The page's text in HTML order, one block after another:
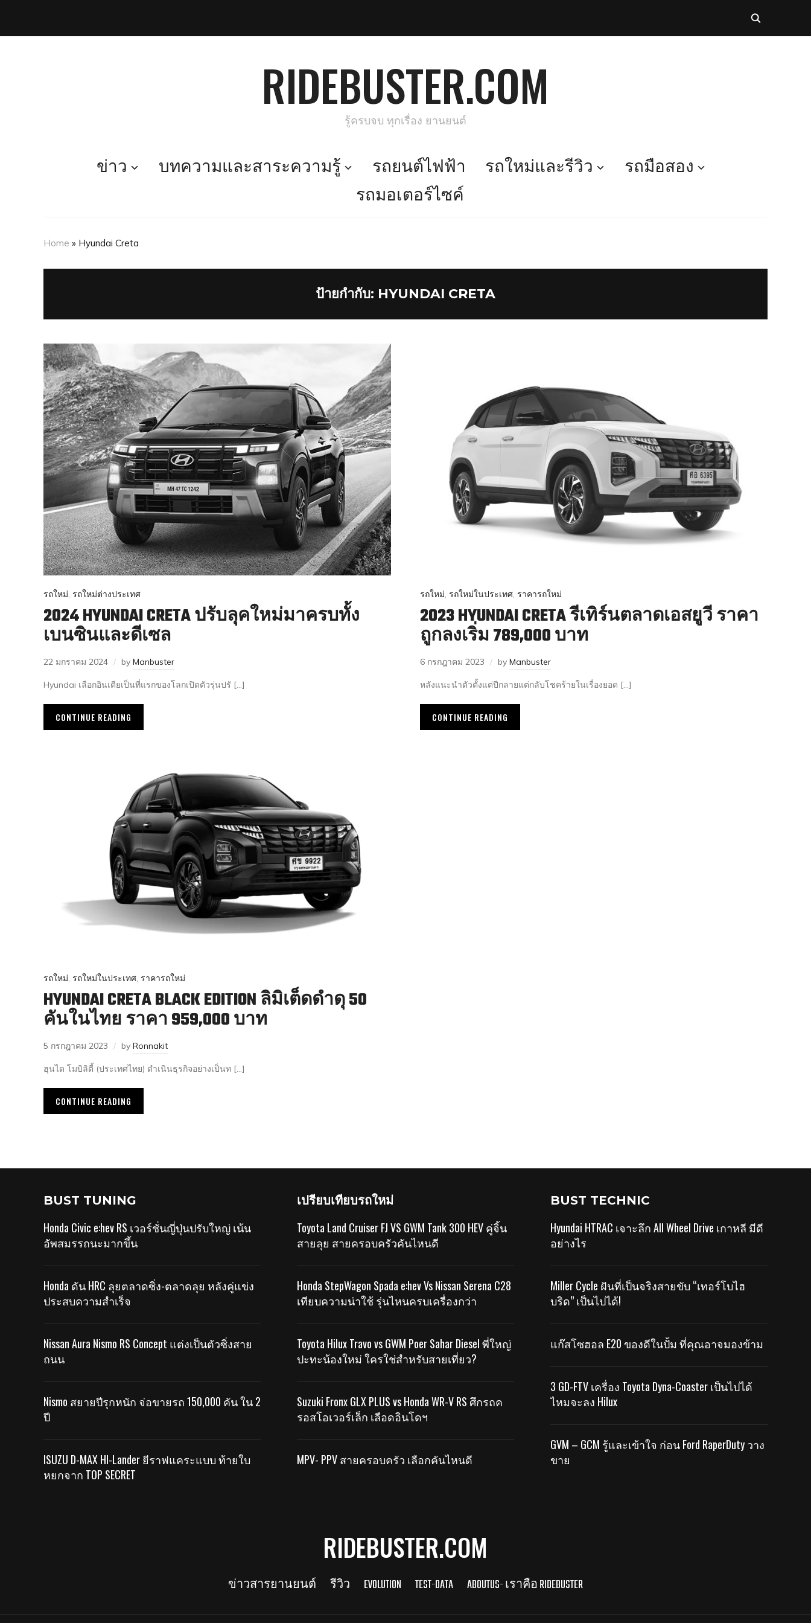
RIDEBUSTER.COM
รู้ครบจบ ทุกเรื่อง ยานยนต์
ข่าว บทความและสาระความรู้ รถยนต์ไฟฟ้า รถใหม่และรีวิว
รถมือสอง
รถมอเตอร์ไซค์
Home » Hyundai Creta
ป้ายกำกับ: HYUNDAI CRETA
รถใหม่, รถใหม่ต่างประเทศ
2024 HYUNDAI CRETA ปรับลุคใหม่มาครบทั้ง
เบนซินและดีเซล
22 มกราคม 2024 by Manbuster
Hyundai เลือกอินเดียเป็นที่แรกของโลกเปิดตัวรุ่นปรั […]
CONTINUE READING
รถใหม่, รถใหม่ในประเทศ, ราคารถใหม่
2023 HYUNDAI CRETA รีเทิร์นตลาดเอสยูวี ราคา
ถูกลงเริ่ม 789,000 บาท
6 กรกฎาคม 2023 by Manbuster
หลังแนะนำตัวตั้งแต่ปีกลายแต่กลับโชคร้ายในเรื่องยอด […]
CONTINUE READING
รถใหม่, รถใหม่ในประเทศ, ราคารถใหม่
HYUNDAI CRETA BLACK EDITION ลิมิเต็ดดำดุ 50
คันในไทย ราคา 959,000 บาท
5 กรกฎาคม 2023 by Ronnakit
ฮุนได โมบิลิตี้ (ประเทศไทย) ดำเนินธุรกิจอย่างเป็นท […]
CONTINUE READING
BUST TUNING
Honda Civic e:hev RS เวอร์ชั่นญี่ปุ่นปรับใหญ่ เน้น
อัพสมรรถนะมากขึ้น
Honda ดัน HRC ลุยตลาดซิ่ง-ตลาดลุย หลังคู่แข่ง
ประสบความสำเร็จ
Nissan Aura Nismo RS Concept แต่งเป็นตัวซิ่งสาย
ถนน
Nismo สยายปีรุกหนัก จ่อขายรถ 150,000 คัน ใน 2
ปี
ISUZU D-MAX HI-Lander ยีราฟแคระแบบ ท้ายใบ
หยกจาก TOP SECRET
เปรียบเทียบรถใหม่
Toyota Land Cruiser FJ VS GWM Tank 300 HEV คู่จิ้น
สายลุย สายครอบครัวคันไหนดี
Honda StepWagon Spada e:hev Vs Nissan Serena C28
เทียบความน่าใช้ รุ่นไหนครบเครื่องกว่า
Toyota Hilux Travo vs GWM Poer Sahar Diesel พี่ใหญ่
ปะทะน้องใหม่ ใครใช่สำหรับสายเที่ยว?
Suzuki Fronx GLX PLUS vs Honda WR-V RS ศึกรถค
รอสโอเวอร์เล็ก เลือดอินโดฯ
MPV- PPV สายครอบครัว เลือกคันไหนดี
BUST TECHNIC
Hyundai HTRAC เจาะลึก All Wheel Drive เกาหลี มีดี
อย่างไร
Miller Cycle ฝันที่เป็นจริงสายขับ “เทอร์โบไฮ
บริด” เป็นไปได้!
แก๊สโซฮอล E20 ของดีในปั้ม ที่คุณอาจมองข้าม
3 GD-FTV เครื่อง Toyota Dyna-Coaster เป็นไปได้
ไหมจะลง Hilux
GVM – GCM รู้และเข้าใจ ก่อน Ford RaperDuty วาง
ขาย
RIDEBUSTER.COM
ข่าวสารยานยนต์ รีวิว EVOLUTION TEST-DATA ABOUTUS- เราคือ RIDEBUSTER